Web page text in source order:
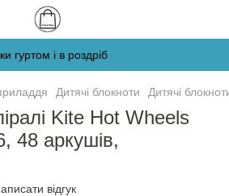
гуртом і в роздріб
Дитячі блокноти Дитячі
Kite Hot Wheels
48 аркушів,
відгук